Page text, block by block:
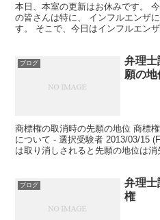
本日、本室の更新はお休みです。
の皆さんは特に、 インフルエンザ
す。 そこで、今日はインフルエン
ブログ
弁理士
願の地
商標権の取消時の先願の地位 商標
について - 選択受験者 2013/03/15
は取り消しされると先願の地位は消
ブログ
弁理士
権